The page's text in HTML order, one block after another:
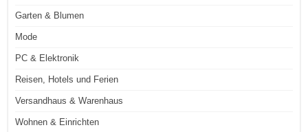
Garten & Blumen
Mode
PC & Elektronik
Reisen, Hotels und Ferien
Versandhaus & Warenhaus
Wohnen & Einrichten